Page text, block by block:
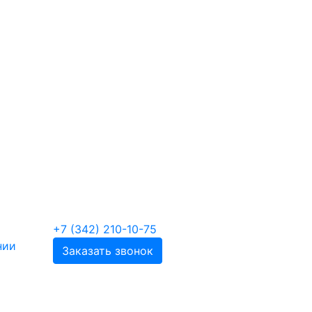
+7 (342) 210-10-75
Заказать звонок